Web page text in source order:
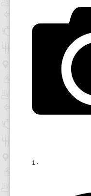
1 ‧